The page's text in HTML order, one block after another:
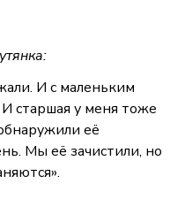
И с маленьким
старшая у меня тоже
её
Мы её зачистили, но